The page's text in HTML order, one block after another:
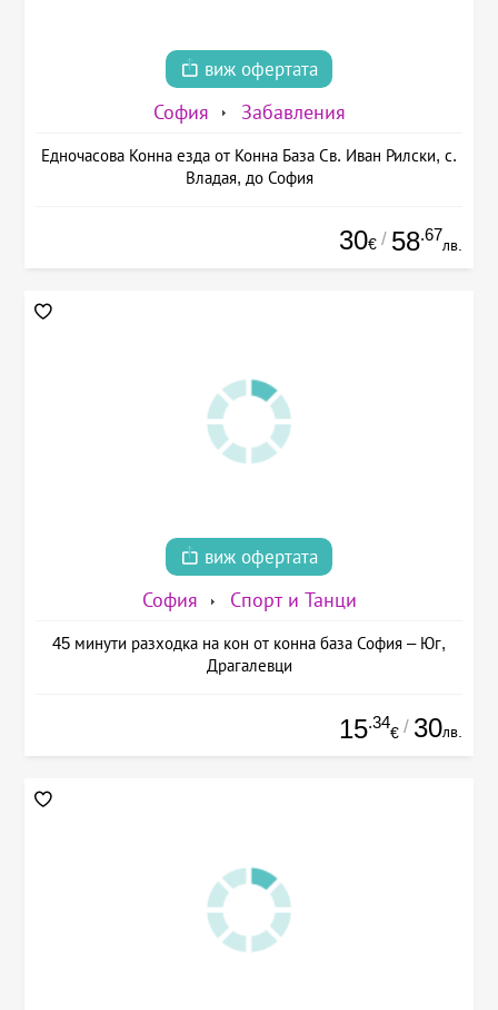
виж офертата
София Забавления
Едночасова Конна езда от Конна База Св. Иван Рилски, с.
Владая, до София
30€ / 58.67
лв.
виж офертата
София Спорт и Танци
45 минути разходка на кон от конна база София – Юг,
Драгалевци
15.34
€ / 30лв.